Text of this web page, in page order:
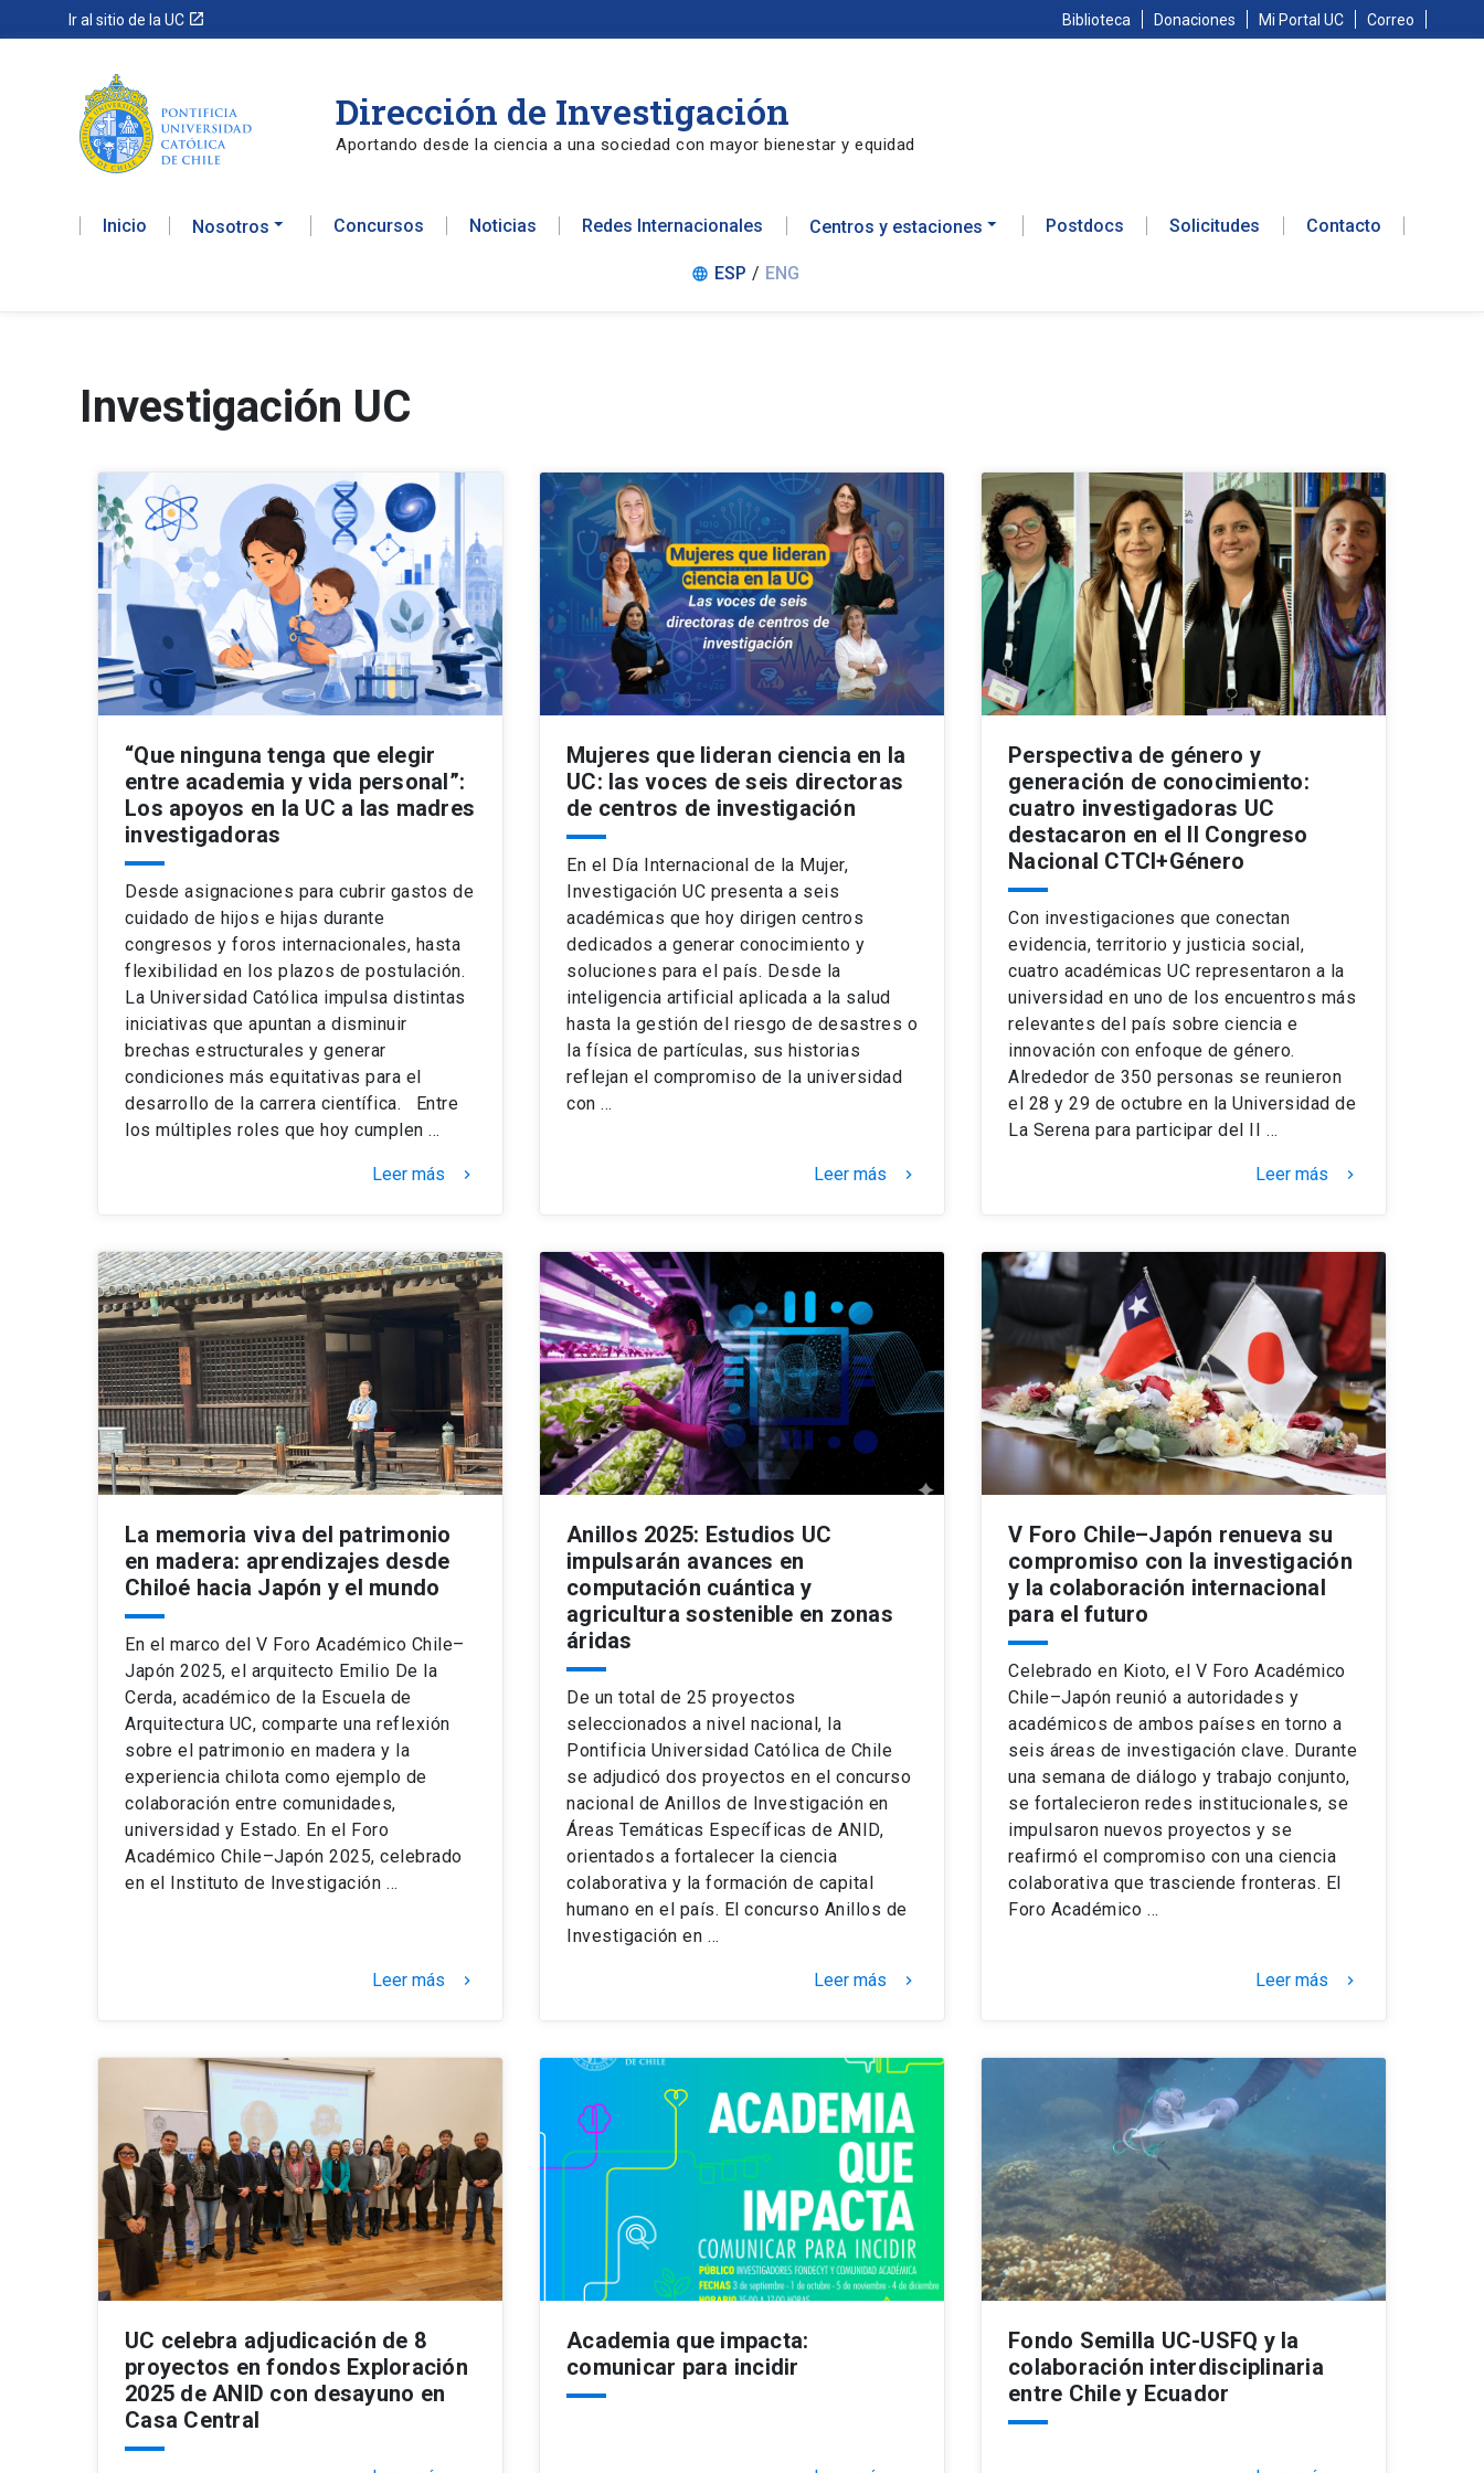
Ir al sitio de la UC launch Biblioteca Donaciones Mi Portal UC Correo
Dirección de Investigación
Aportando desde la ciencia a una sociedad con mayor bienestar y equidad
Inicio Nosotros Concursos Noticias Redes Internacionales Centros y estaciones Postdocs Solicitudes Contacto
language ESP / ENG
Investigación UC
“Que ninguna tenga que elegir
entre academia y vida personal”:
Los apoyos en la UC a las madres
investigadoras
Desde asignaciones para cubrir gastos de
cuidado de hijos e hijas durante
congresos y foros internacionales, hasta
flexibilidad en los plazos de postulación.
La Universidad Católica impulsa distintas
iniciativas que apuntan a disminuir
brechas estructurales y generar
condiciones más equitativas para el
desarrollo de la carrera científica. Entre
los múltiples roles que hoy cumplen …
Leer más keyboard_arrow_right
Mujeres que lideran ciencia en la
UC: las voces de seis directoras
de centros de investigación
En el Día Internacional de la Mujer,
Investigación UC presenta a seis
académicas que hoy dirigen centros
dedicados a generar conocimiento y
soluciones para el país. Desde la
inteligencia artificial aplicada a la salud
hasta la gestión del riesgo de desastres o
la física de partículas, sus historias
reflejan el compromiso de la universidad
con …
Leer más keyboard_arrow_right
Perspectiva de género y
generación de conocimiento:
cuatro investigadoras UC
destacaron en el II Congreso
Nacional CTCI+Género
Con investigaciones que conectan
evidencia, territorio y justicia social,
cuatro académicas UC representaron a la
universidad en uno de los encuentros más
relevantes del país sobre ciencia e
innovación con enfoque de género.
Alrededor de 350 personas se reunieron
el 28 y 29 de octubre en la Universidad de
La Serena para participar del II …
Leer más keyboard_arrow_right
La memoria viva del patrimonio
en madera: aprendizajes desde
Chiloé hacia Japón y el mundo
En el marco del V Foro Académico Chile–
Japón 2025, el arquitecto Emilio De la
Cerda, académico de la Escuela de
Arquitectura UC, comparte una reflexión
sobre el patrimonio en madera y la
experiencia chilota como ejemplo de
colaboración entre comunidades,
universidad y Estado. En el Foro
Académico Chile–Japón 2025, celebrado
en el Instituto de Investigación …
Leer más keyboard_arrow_right
Anillos 2025: Estudios UC
impulsarán avances en
computación cuántica y
agricultura sostenible en zonas
áridas
De un total de 25 proyectos
seleccionados a nivel nacional, la
Pontificia Universidad Católica de Chile
se adjudicó dos proyectos en el concurso
nacional de Anillos de Investigación en
Áreas Temáticas Específicas de ANID,
orientados a fortalecer la ciencia
colaborativa y la formación de capital
humano en el país. El concurso Anillos de
Investigación en …
Leer más keyboard_arrow_right
V Foro Chile–Japón renueva su
compromiso con la investigación
y la colaboración internacional
para el futuro
Celebrado en Kioto, el V Foro Académico
Chile–Japón reunió a autoridades y
académicos de ambos países en torno a
seis áreas de investigación clave. Durante
una semana de diálogo y trabajo conjunto,
se fortalecieron redes institucionales, se
impulsaron nuevos proyectos y se
reafirmó el compromiso con una ciencia
colaborativa que trasciende fronteras. El
Foro Académico …
Leer más keyboard_arrow_right
UC celebra adjudicación de 8
proyectos en fondos Exploración
2025 de ANID con desayuno en
Casa Central
Academia que impacta:
comunicar para incidir
Fondo Semilla UC-USFQ y la
colaboración interdisciplinaria
entre Chile y Ecuador